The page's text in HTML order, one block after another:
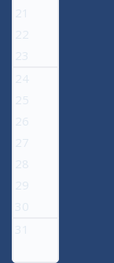
21
22
23
24
25
26
27
28
29
30
31